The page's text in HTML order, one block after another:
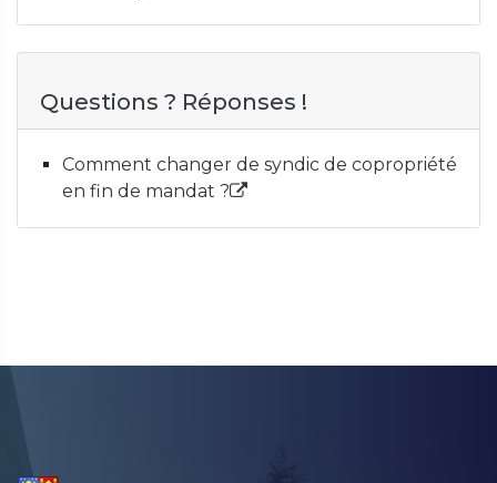
Questions ? Réponses !
Comment changer de syndic de copropriété
en fin de mandat ?